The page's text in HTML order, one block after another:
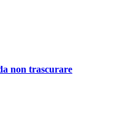
non trascurare